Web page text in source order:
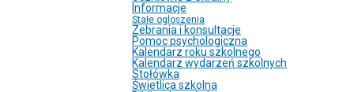
Informacje
Stałe ogloszenia
Zebrania i konsultacje
Pomoc psychologiczna
Kalendarz roku szkolnego
Kalendarz wydarzeń szkolnych
Stołówka
Świetlica szkolna